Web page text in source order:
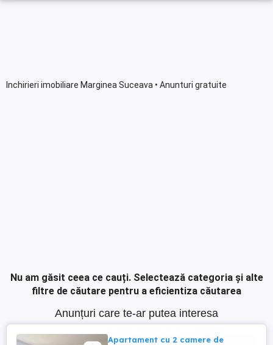
Inchirieri imobiliare Marginea Suceava • Anunturi gratuite
Nu am găsit ceea ce cauți. Selectează categoria și alte
filtre de căutare pentru a eficientiza căutarea
Anunțuri care te-ar putea interesa
Apartament cu 2 camere de